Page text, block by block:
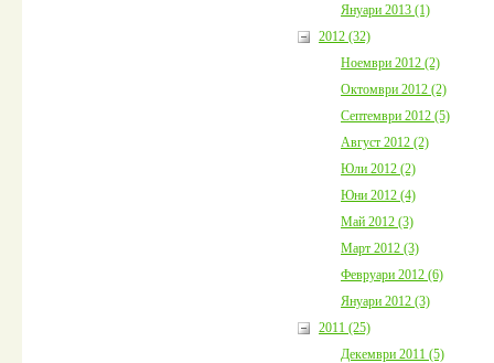
Януари 2013 (1)
2012 (32)
Ноември 2012 (2)
Октомври 2012 (2)
Септември 2012 (5)
Август 2012 (2)
Юли 2012 (2)
Юни 2012 (4)
Май 2012 (3)
Март 2012 (3)
Февруари 2012 (6)
Януари 2012 (3)
2011 (25)
Декември 2011 (5)